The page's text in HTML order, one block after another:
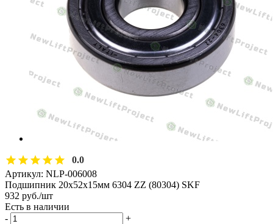
0.0
Артикул: NLP-006008
Подшипник 20х52х15мм 6304 ZZ (80304) SKF
932 руб./шт
Есть в наличии
-
+